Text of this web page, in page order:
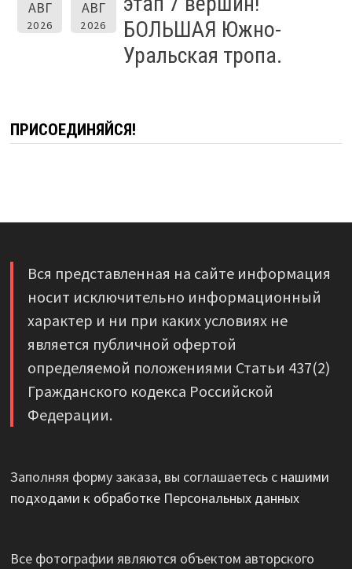
АВГ
2026
АВГ
2026
БОЛЬШАЯ Южно-
Уральская тропа.
ПРИСОЕДИНЯЙСЯ!
Вся представленная на сайте информация
носит исключительно информационный
характер и ни при каких условиях не
является публичной офертой
определяемой положениями Статьи 437(2)
Гражданского кодекса Российской
Федерации.
Заполняя форму заказа, вы соглашаетесь с нашими
подходами к обработке Персональных данных
Все фотографии являются объектом авторского